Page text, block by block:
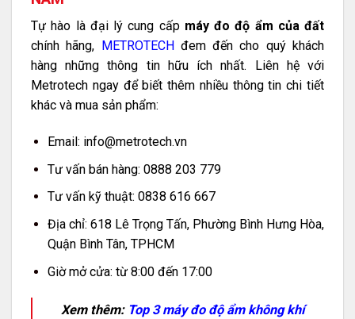
Tự hào là đại lý cung cấp máy đo độ ẩm của đất
chính hãng,
METROTECH đem đến cho quý khách
hàng những thông tin hữu ích nhất. Liên hệ với
Metrotech ngay để biết thêm nhiều thông tin chi tiết
khác và mua sản phẩm:
Email: info@metrotech.vn
Tư vấn bán hàng: 0888 203 779
Tư vấn kỹ thuật: 0838 616 667
Địa chỉ: 618 Lê Trọng Tấn, Phường Bình Hưng Hòa,
Quận Bình Tân, TPHCM
Giờ mở cửa: từ 8:00 đến 17:00
Xem thêm: Top 3 máy đo độ ẩm không khí